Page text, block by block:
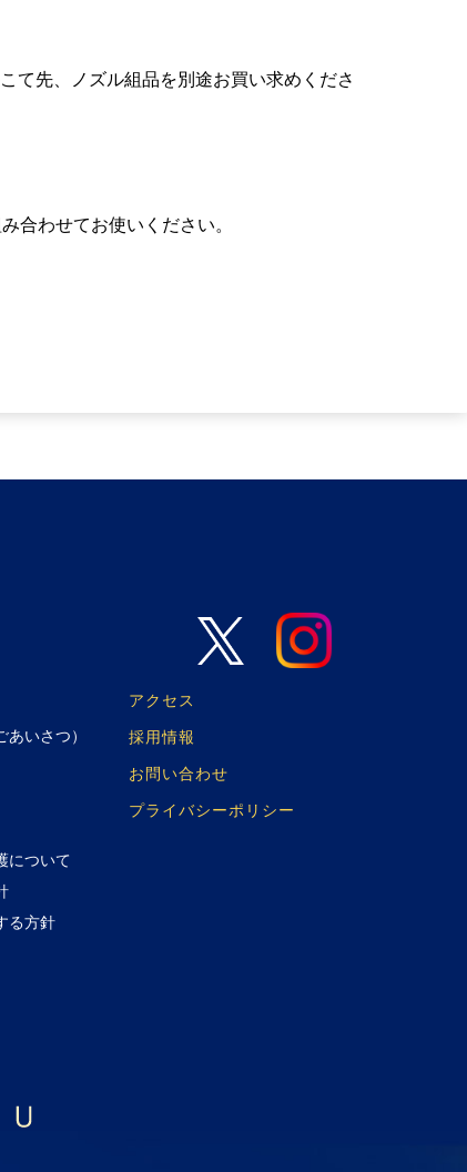
て先、ノズル組品を別途お買い求めくださ
合わせてお使いください。
あいさつ）
について
る方針
アクセス
採用情報
お問い合わせ
プライバシーポリシー